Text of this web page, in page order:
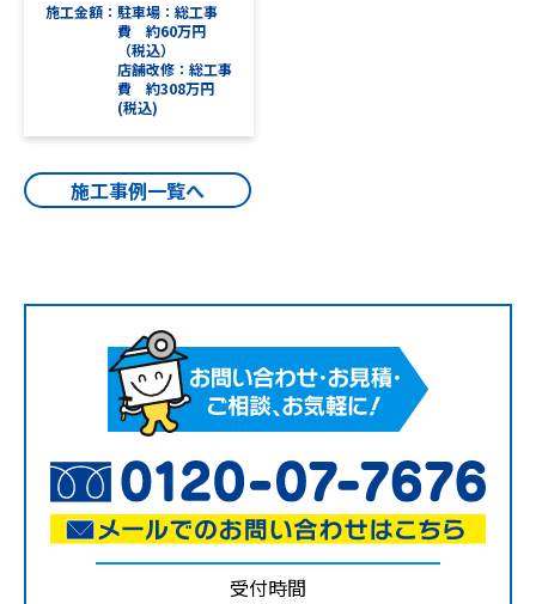
施工金額
駐車場：総工事
費 約60万円
（税込）
店舗改修：総工事
費 約308万円
(税込)
施工事例一覧へ
受付時間